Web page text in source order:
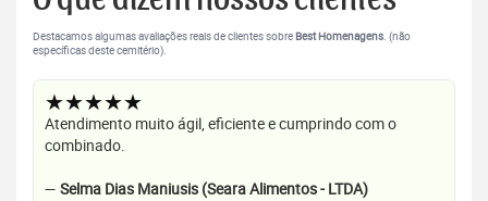
Destacamos algumas avaliações reais de clientes sobre Best Homenagens. (não
específicas deste cemitério).
★★★★★
Atendimento muito ágil, eficiente e cumprindo com o
combinado.
— Selma Dias Maniusis (Seara Alimentos - LTDA)